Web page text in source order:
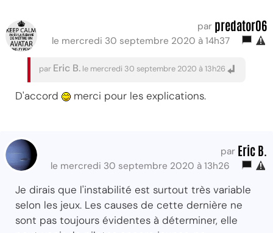
par predator06
le mercredi 30 septembre 2020 à 14h37
par Eric B. le mercredi 30 septembre 2020 à 13h26
D'accord merci pour les explications.
par Eric B.
le mercredi 30 septembre 2020 à 13h26
Je dirais que l'instabilité est surtout très variable
selon les jeux. Les causes de cette dernière ne
sont pas toujours évidentes à déterminer, elle